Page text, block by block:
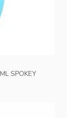
SPOKEY